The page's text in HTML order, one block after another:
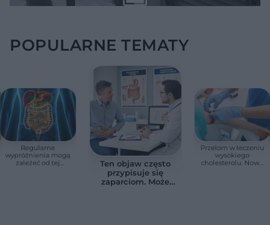
POPULARNE TEMATY
Regularne
wypróżnienia mogą
zależeć od tej
Ten objaw często
przypisuje się
zaparciom. Może
Przełom w leczeniu
wysokiego
cholesterolu. Nowa